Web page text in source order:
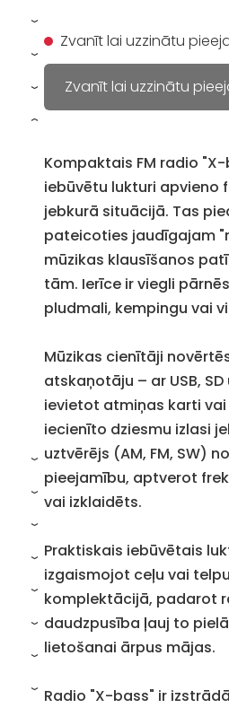
›
›
›
›
›
›
›
›
›
›
›
›
Zvanīt lai uzzinātu
Zvanīt lai uzzinātu
Kompaktais FM radio "X-
iebūvētu lukturi apvieno
jebkurā situācijā. Tas
pateicoties jaudīgajam
mūzikas klausīšanos
tām. Ierīce ir viegli
pludmali, kempingu vai
Mūzikas cienītāji
atskaņotāju – ar USB,
ievietot atmiņas karti vai
iecienīto dziesmu izlasi
uztvērējs (AM, FM, SW)
pieejamību, aptverot
vai izklaidēts.
Praktiskais iebūvētais
izgaismojot ceļu vai
komplektācijā, padarot
daudzpusība ļauj to
lietošanai ārpus mājas.
Radio "X-bass" ir